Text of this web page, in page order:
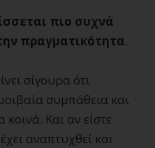
πιο συχνά
πραγματικότητα.
σίγουρα ότι
συμπάθεια και
Και αν είστε
αναπτυχθεί και